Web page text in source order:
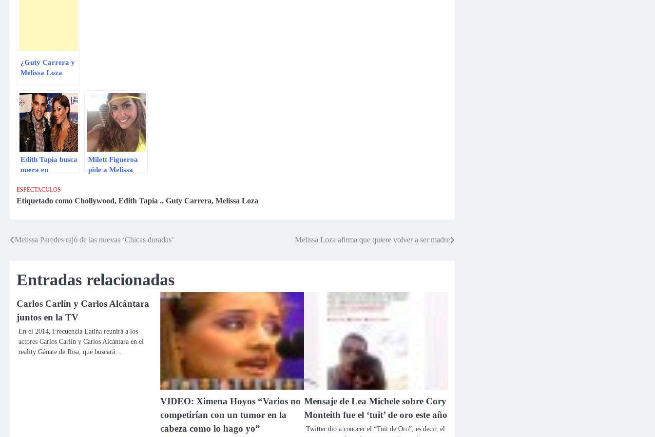
¿Guty Carrera y
Melissa Loza
relación por
empresario?
Edith Tapia busca
nuera en
Milett Figueroa
pide a Melissa
vuelve a atacar a
ESPECTACULOS
Etiquetado como Chollywood, Edith Tapia ., Guty Carrera, Melissa Loza
Navegación
entradas
Melissa Paredes rajó de las nuevas ‘Chicas doradas’ Melissa Loza afirma que quiere volver a ser madre
Entradas relacionadas
Carlos Carlín y Carlos Alcántara
juntos en la TV
En el 2014, Frecuencia Latina reunirá a los
actores Carlos Carlín y Carlos Alcántara en el
reality Gánate de Risa, que buscará…
VIDEO: Ximena Hoyos “Varios no
competirían con un tumor en la
cabeza como lo hago yo”
Mensaje de Lea Michele sobre Cory
Monteith fue el ‘tuit’ de oro este año
Twitter dio a conocer el “Tuit de Oro”, es decir, el